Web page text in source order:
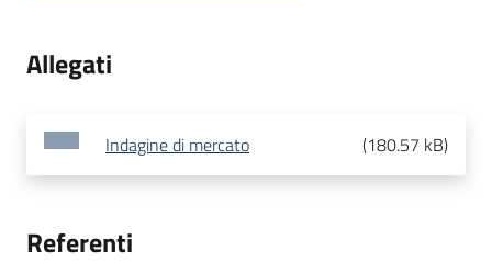
Allegati
Indagine di mercato (180.57 kB)
Referenti